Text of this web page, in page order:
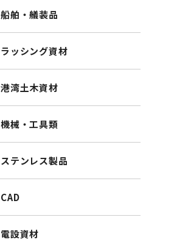
船舶・艤装品
ラッシング資材
港湾土木資材
機械・工具類
ステンレス製品
CAD
電設資材